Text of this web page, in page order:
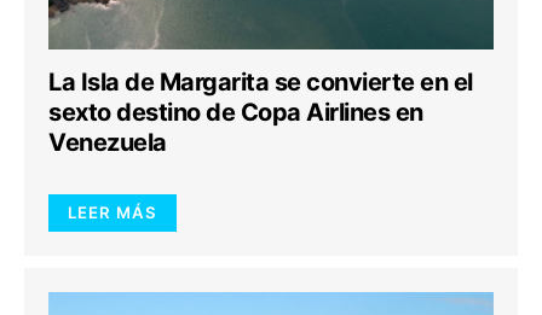
La Isla de Margarita se convierte en el
sexto destino de Copa Airlines en
Venezuela
LEER MÁS